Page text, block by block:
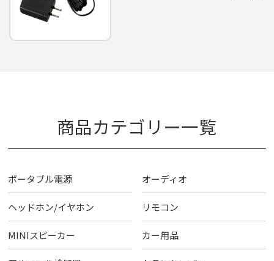
商品カテゴリー一覧
ポータブル電源 オーディオ
ヘッドホン/イヤホン リモコン
MINIスピーカー カー用品